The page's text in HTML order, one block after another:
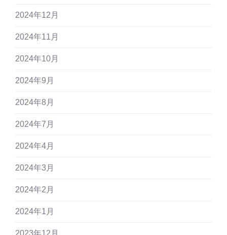
2024年12月
2024年11月
2024年10月
2024年9月
2024年8月
2024年7月
2024年4月
2024年3月
2024年2月
2024年1月
2023年12月